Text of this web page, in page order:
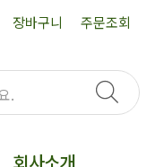
장바구니 주문조회
회사소개